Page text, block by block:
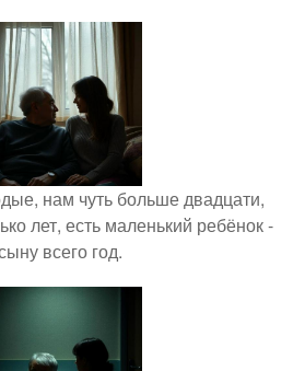
нам чуть больше двадцати,
лет, есть маленький ребёнок -
всего год.